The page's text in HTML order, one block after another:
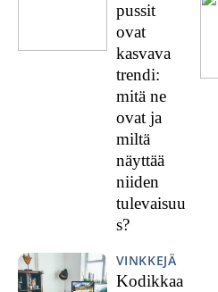
pussit
ovat
kasvava
trendi:
mitä ne
ovat ja
miltä
näyttää
niiden
tulevaisuu
s?
VINKKEJÄ
Kodikkaa